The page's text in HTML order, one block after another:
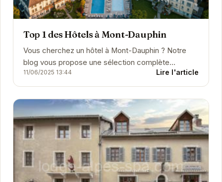
Top 1 des Hôtels à Mont-Dauphin
Vous cherchez un hôtel à Mont-Dauphin ? Notre
blog vous propose une sélection complète
d'hébergements pour vous aider à trouver l'hôtel
idéal pour vo...
11/06/2025 13:44 Lire l'article